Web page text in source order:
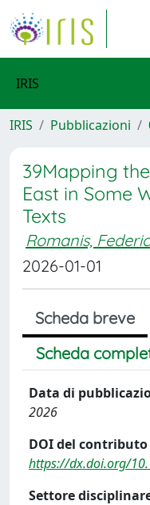
IRIS
IRIS Pubblicazioni
39Mapping
East in Some
Texts
Romanis,
2026-01-01
Scheda breve
Scheda
Data di
2026
DOI del contributo
https://dx.doi.org/
Settore